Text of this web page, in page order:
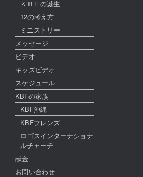
ＫＢＦの誕生
12の考え方
ミニストリー
メッセージ
ビデオ
キッズビデオ
スケジュール
KBFの家族
KBF沖縄
KBFフレンズ
ロゴスインターナショナ
ルチャーチ
献金
お問い合わせ